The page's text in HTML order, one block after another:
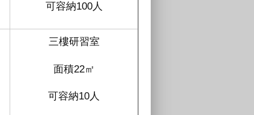
可容納100人
三樓研習室
面積22㎡
可容納10人